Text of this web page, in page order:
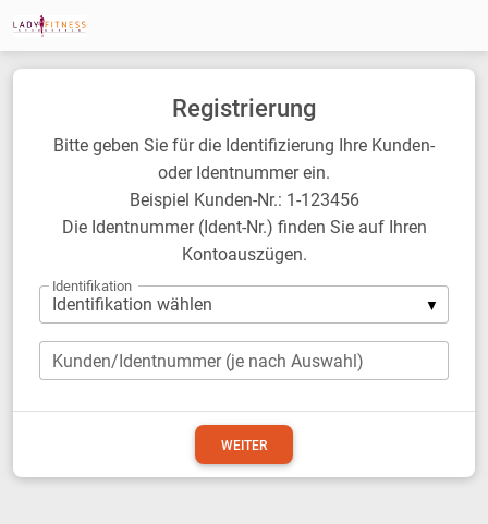
Registrierung
Bitte geben Sie für die Identifizierung Ihre Kunden-
oder Identnummer ein.
Beispiel Kunden-Nr.: 1-123456
Die Identnummer (Ident-Nr.) finden Sie auf Ihren
Kontoauszügen.
Identifikation
Kunden/Identnummer (je nach Auswahl)